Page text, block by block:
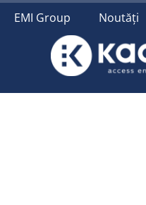
conținut
EMI Group Noutăți